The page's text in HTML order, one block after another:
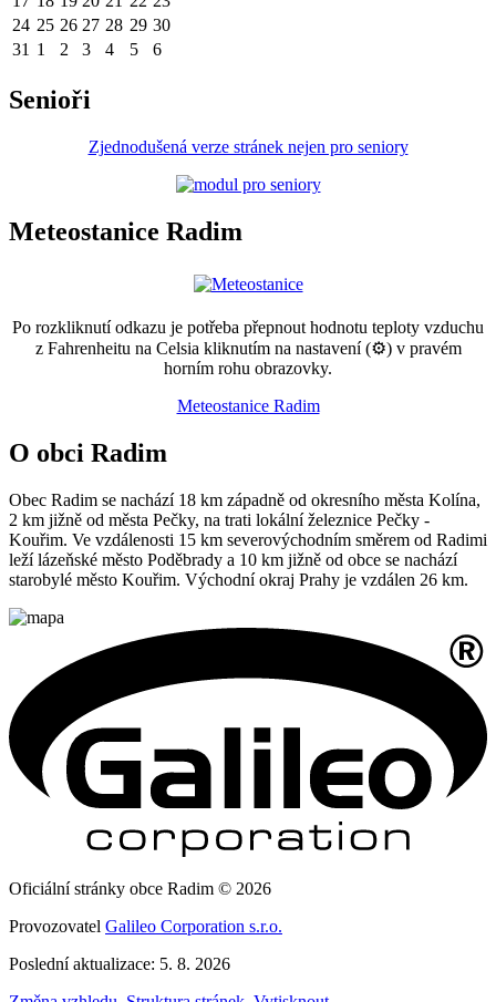
24 25 26 27 28 29 30
31 1 2 3 4 5 6
Senioři
Zjednodušená verze stránek nejen pro seniory
Meteostanice Radim
Po rozkliknutí odkazu je potřeba přepnout hodnotu teploty vzduchu
z Fahrenheitu na Celsia kliknutím na nastavení (⚙) v pravém
horním rohu obrazovky.
Meteostanice Radim
O obci Radim
Obec Radim se nachází 18 km západně od okresního města Kolína,
2 km jižně od města Pečky, na trati lokální železnice Pečky -
Kouřim. Ve vzdálenosti 15 km severovýchodním směrem od Radimi
leží lázeňské město Poděbrady a 10 km jižně od obce se nachází
starobylé město Kouřim. Východní okraj Prahy je vzdálen 26 km.
Oficiální stránky obce Radim © 2026
Provozovatel Galileo Corporation s.r.o.
Poslední aktualizace: 5. 8. 2026